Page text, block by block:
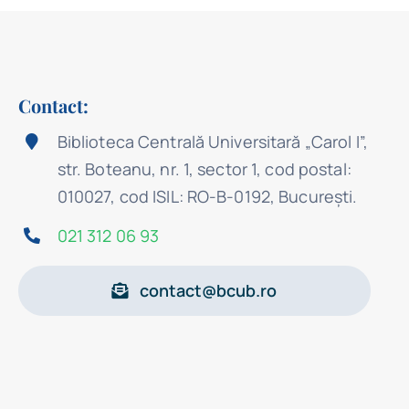
Contact:
Biblioteca Centrală Universitară „Carol I”,
str. Boteanu, nr. 1, sector 1, cod postal:
010027, cod ISIL: RO-B-0192, Bucureşti.
021 312 06 93
contact@bcub.ro